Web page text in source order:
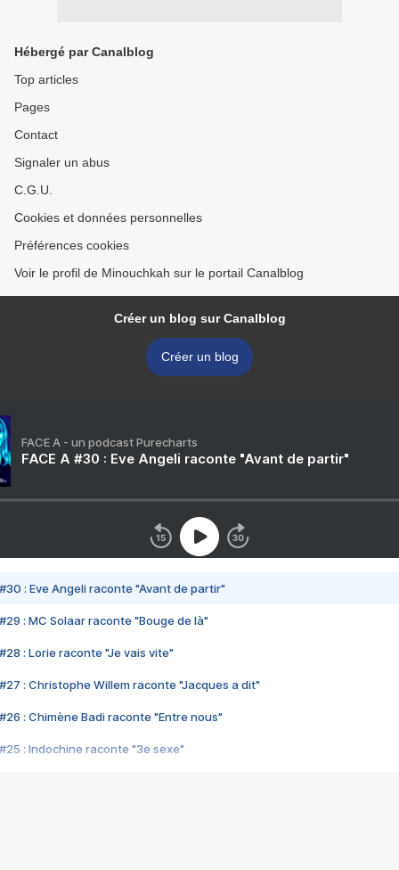
Hébergé par Canalblog
Top articles
Pages
Contact
Signaler un abus
C.G.U.
Cookies et données personnelles
Préférences cookies
Voir le profil de Minouchkah sur le portail Canalblog
Créer un blog sur Canalblog
Créer un blog
FACE A - un podcast Purecharts
FACE A #30 : Eve Angeli raconte "Avant de partir"
#30 : Eve Angeli raconte "Avant de partir"
#29 : MC Solaar raconte "Bouge de là"
#28 : Lorie raconte "Je vais vite"
#27 : Christophe Willem raconte "Jacques a dit"
#26 : Chimène Badi raconte "Entre nous"
#25 : Indochine raconte "3e sexe"